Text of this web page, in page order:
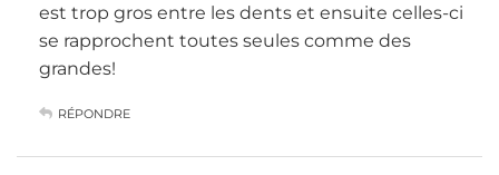
est trop gros entre les dents et ensuite celles-ci
se rapprochent toutes seules comme des
grandes!
RÉPONDRE